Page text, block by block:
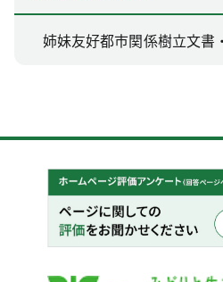
姉妹友好都市関係樹立文書